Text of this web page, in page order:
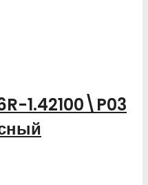
1.42100\P03